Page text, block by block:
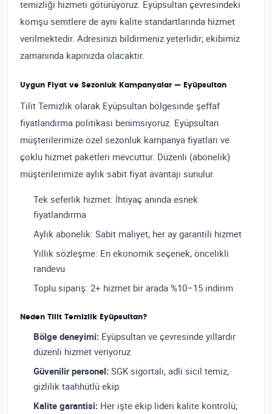
temizliği hizmeti götürüyoruz. Eyüpsultan çevresindeki
komşu semtlere de aynı kalite standartlarında hizmet
verilmektedir. Adresinizi bildirmeniz yeterlidir; ekibimiz
zamanında kapınızda olacaktır.
Uygun Fiyat ve Sezonluk Kampanyalar — Eyüpsultan
Tilit Temizlik olarak Eyüpsultan bölgesinde şeffaf
fiyatlandırma politikası benimsiyoruz. Eyüpsultan
müşterilerimize özel sezonluk kampanya fiyatları ve
çoklu hizmet paketleri mevcuttur. Düzenli (abonelik)
müşterilerimize aylık sabit fiyat avantajı sunulur.
Tek seferlik hizmet: İhtiyaç anında esnek
fiyatlandırma
Aylık abonelik: Sabit maliyet, her ay garantili hizmet
Yıllık sözleşme: En ekonomik seçenek, öncelikli
randevu
Toplu sipariş: 2+ hizmet bir arada %10–15 indirim
Neden Tilit Temizlik Eyüpsultan?
Bölge deneyimi: Eyüpsultan ve çevresinde yıllardır
düzenli hizmet veriyoruz
Güvenilir personel: SGK sigortalı, adli sicil temiz,
gizlilik taahhütlü ekip
Kalite garantisi: Her işte ekip lideri kalite kontrolü;